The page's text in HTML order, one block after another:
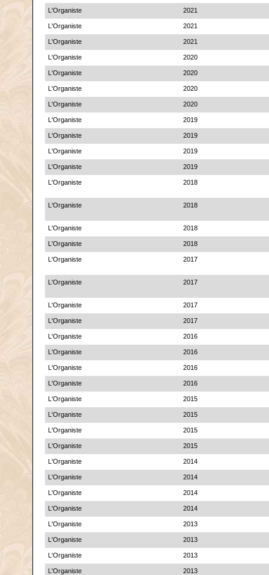
L'Organiste 2021
L'Organiste 2021
L'Organiste 2021
L'Organiste 2020
L'Organiste 2020
L'Organiste 2020
L'Organiste 2020
L'Organiste 2019
L'Organiste 2019
L'Organiste 2019
L'Organiste 2019
L'Organiste 2018
L'Organiste 2018
L'Organiste 2018
L'Organiste 2018
L'Organiste 2017
L'Organiste 2017
L'Organiste 2017
L'Organiste 2017
L'Organiste 2016
L'Organiste 2016
L'Organiste 2016
L'Organiste 2016
L'Organiste 2015
L'Organiste 2015
L'Organiste 2015
L'Organiste 2015
L'Organiste 2014
L'Organiste 2014
L'Organiste 2014
L'Organiste 2014
L'Organiste 2013
L'Organiste 2013
L'Organiste 2013
L'Organiste 2013